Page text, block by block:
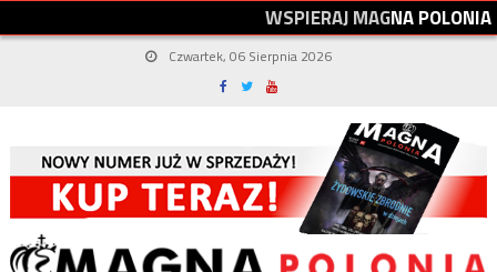
WSPIERAJMAGNAPOLONIA
Czwartek, 06 Sierpnia 2026